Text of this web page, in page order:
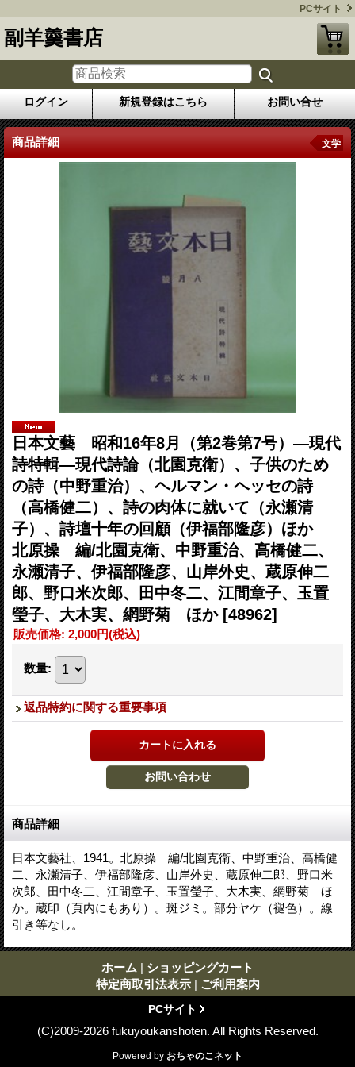
PCサイト
副羊羹書店
ログイン 新規登録はこちら お問い合せ
商品詳細 文学
日本文藝 昭和16年8月（第2巻第7号）―現代
詩特輯―現代詩論（北園克衛）、子供のため
の詩（中野重治）、ヘルマン・ヘッセの詩
（高橋健二）、詩の肉体に就いて（永瀬清
子）、詩壇十年の回顧（伊福部隆彦）ほか
北原操 編/北園克衛、中野重治、高橋健二、
永瀬清子、伊福部隆彦、山岸外史、蔵原伸二
郎、野口米次郎、田中冬二、江間章子、玉置
瑩子、大木実、網野菊 ほか [48962]
販売価格: 2,000円(税込)
数量:
返品特約に関する重要事項
商品詳細
日本文藝社、1941。北原操 編/北園克衛、中野重治、高橋健
二、永瀬清子、伊福部隆彦、山岸外史、蔵原伸二郎、野口米
次郎、田中冬二、江間章子、玉置瑩子、大木実、網野菊 ほ
か。蔵印（頁内にもあり）。斑ジミ。部分ヤケ（褪色）。線
引き等なし。
ホーム | ショッピングカート
特定商取引法表示 | ご利用案内
PCサイト
(C)2009-2026 fukuyoukanshoten. All Rights Reserved.
Powered by おちゃのこネット